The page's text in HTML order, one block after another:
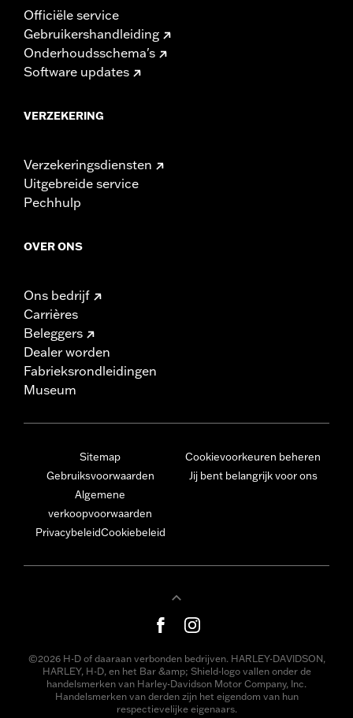
Officiële service
Gebruikershandleiding
Onderhoudsschema's
Software updates
VERZEKERING
Verzekeringsdiensten
Uitgebreide service
Pechhulp
OVER ONS
Ons bedrijf
Carrières
Beleggers
Dealer worden
Fabrieksrondleidingen
Museum
Sitemap
Gebruiksvoorwaarden
Algemene
verkoopvoorwaarden
PrivacybeleidCookiebeleid
Cookievoorkeuren beheren
Jij bent belangrijk voor ons
©2026 H-D of daaraan verbonden bedrijven. HARLEY-DAVIDSON,
HARLEY, H-D, en het Bar &amp; Shield-logo vallen onder de
handelsmerken van Harley-Davidson Motor Company, Inc.
Handelsmerken van derden zijn het eigendom van hun
respectievelijke eigenaars.